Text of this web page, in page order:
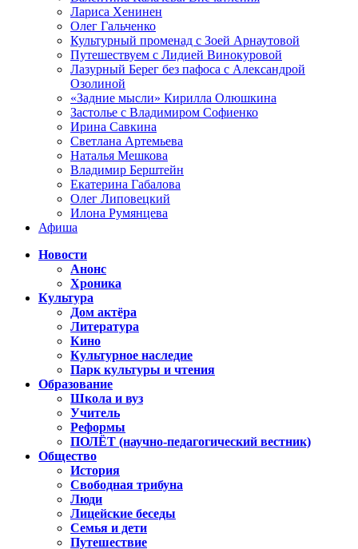
Лариса Хенинен
Олег Гальченко
Культурный променад с Зоей Арнаутовой
Путешествуем с Лидией Винокуровой
Лазурный Берег без пафоса с Александрой
Озолиной
«Задние мысли» Кирилла Олюшкина
Застолье с Владимиром Софиенко
Ирина Савкина
Светлана Артемьева
Наталья Мешкова
Владимир Берштейн
Екатерина Габалова
Олег Липовецкий
Илона Румянцева
Афиша
Новости
Анонс
Хроника
Культура
Дом актёра
Литература
Кино
Культурное наследие
Парк культуры и чтения
Образование
Школа и вуз
Учитель
Реформы
ПОЛЁТ (научно-педагогический вестник)
Общество
История
Свободная трибуна
Люди
Лицейские беседы
Семья и дети
Путешествие